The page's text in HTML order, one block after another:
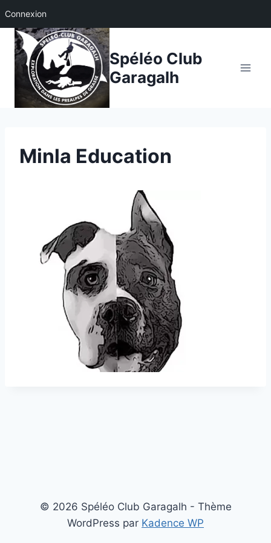
Connexion
Aller
contenu
Spéléo Club
Garagalh
Minla Education
© 2026 Spéléo Club Garagalh - Thème
WordPress par Kadence WP